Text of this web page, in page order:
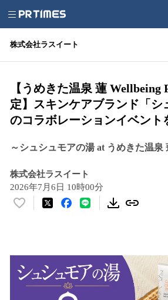
株式会社ラスイート
【うめきた温泉 蓮 Wellbeing
定】スキンケアブランド「シ
のコラボレーションイベント
～シュシュモアの湯 at うめきた温泉
株式会社ラスイート
2026年7月6日 10時00分
い
数
を
読